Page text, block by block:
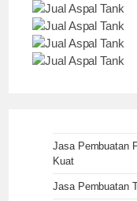
Jasa Pembuatan
Kuat
Jasa Pembuatan